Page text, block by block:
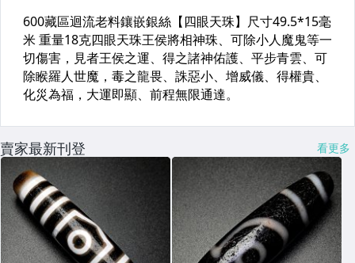
賣家最新刊登 看更多